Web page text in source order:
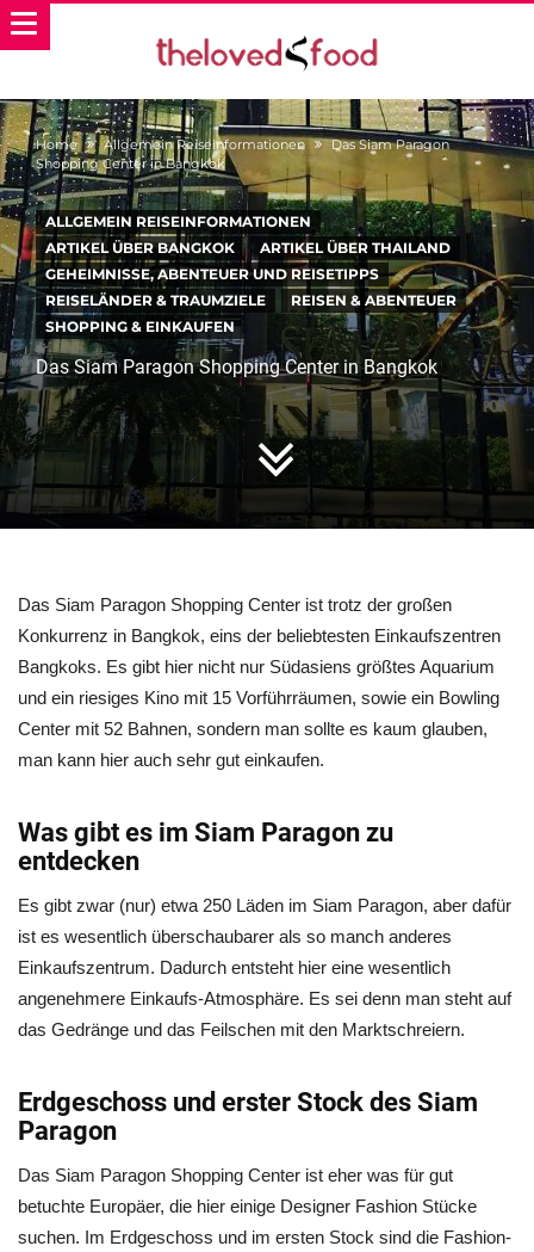
Home Allgemein Reiseinformationen
Das Siam Paragon
Shopping Center in Bangkok
ALLGEMEIN REISEINFORMATIONEN
ARTIKEL ÜBER BANGKOK
ARTIKEL ÜBER THAILAND
GEHEIMNISSE, ABENTEUER UND REISETIPPS
REISELÄNDER & TRAUMZIELE
REISEN & ABENTEUER
SHOPPING & EINKAUFEN
Das Siam Paragon Shopping Center in Bangkok
Das Siam Paragon Shopping Center ist trotz der großen
Konkurrenz in Bangkok, eins der beliebtesten Einkaufszentren
Bangkoks. Es gibt hier nicht nur Südasiens größtes Aquarium
und ein riesiges Kino mit 15 Vorführräumen, sowie ein Bowling
Center mit 52 Bahnen, sondern man sollte es kaum glauben,
man kann hier auch sehr gut einkaufen.
Was gibt es im Siam Paragon zu
entdecken
Es gibt zwar (nur) etwa 250 Läden im Siam Paragon, aber dafür
ist es wesentlich überschaubarer als so manch anderes
Einkaufszentrum. Dadurch entsteht hier eine wesentlich
angenehmere Einkaufs-Atmosphäre. Es sei denn man steht auf
das Gedränge und das Feilschen mit den Marktschreiern.
Erdgeschoss und erster Stock des Siam
Paragon
Das Siam Paragon Shopping Center ist eher was für gut
betuchte Europäer, die hier einige Designer Fashion Stücke
suchen. Im Erdgeschoss und im ersten Stock sind die Fashion-